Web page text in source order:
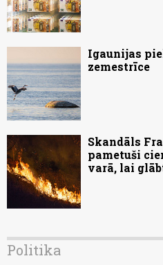
Igaunijas
zemestrīce
Skandāls
pametuši
varā, lai
Politika